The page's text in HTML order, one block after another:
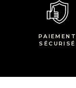
PAIEMENT
SÉCURISÉ